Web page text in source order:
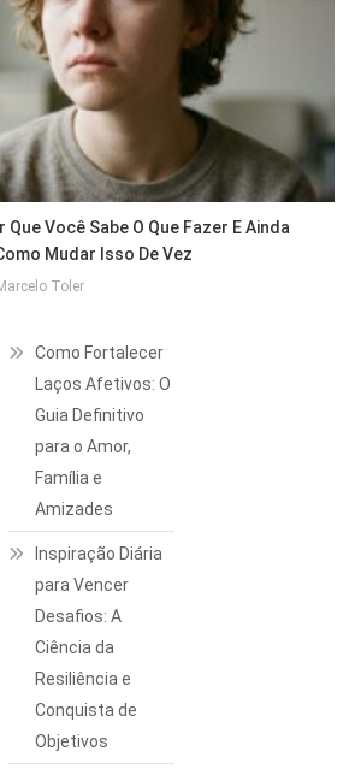
Você Sabe O Que Fazer E Ainda
Mudar Isso De Vez
Toler
Como Fortalecer
Laços Afetivos: O
Guia Definitivo
para o Amor,
Família e
Amizades
Inspiração Diária
para Vencer
Desafios: A
Ciência da
Resiliência e
Conquista de
Objetivos